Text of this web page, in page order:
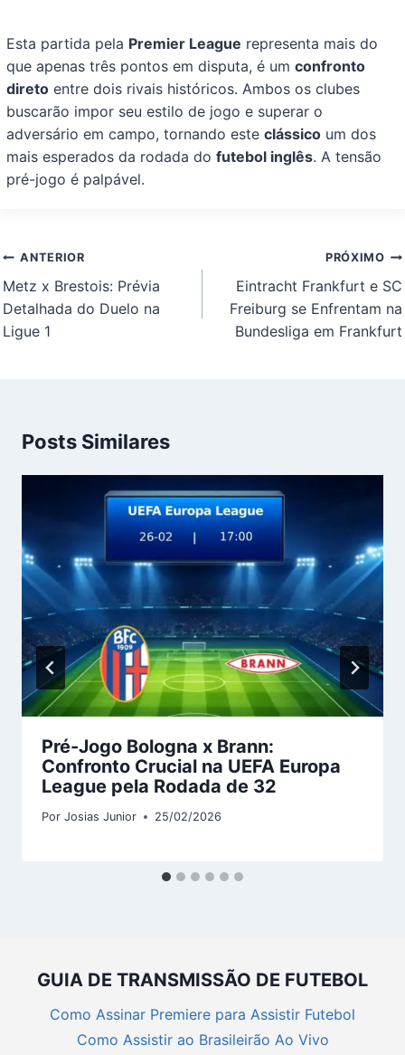
Esta partida pela Premier League representa mais do
que apenas três pontos em disputa, é umconfronto
direto entre dois rivais históricos. Ambos os clubes
buscarão impor seu estilo de jogo e superar o
adversário em campo, tornando esteclássico um dos
mais esperados da rodada dofutebol inglês. A tensão
pré-jogo é palpável.
Navegação
de
Post
ANTERIOR
Metz x Brestois: Prévia
Detalhada do Duelo na
Ligue 1
PRÓXIMO
Eintracht Frankfurt e SC
Freiburg se Enfrentam na
Bundesliga em Frankfurt
Posts Similares
Pré-Jogo Bologna x Brann:
Confronto Crucial na UEFA Europa
League pela Rodada de 32
Por Josias Junior 25/02/2026
GUIA DE TRANSMISSÃO DE FUTEBOL
Como Assinar Premiere para Assistir Futebol
Como Assistir ao Brasileirão Ao Vivo